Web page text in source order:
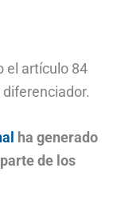
el artículo 84
ha generado
de los